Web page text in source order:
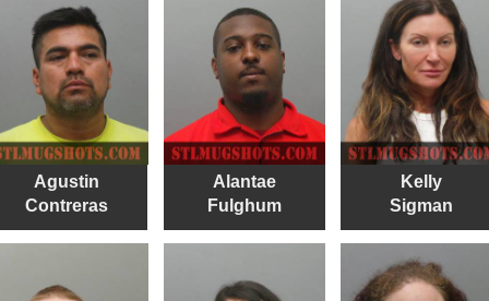
Agustin
Contreras
Alantae
Fulghum
Kelly
Sigman